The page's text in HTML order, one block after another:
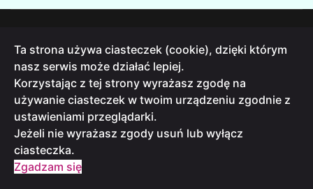
DEKLARACJE DOSTĘPNOŚCI
STANDARDY OCHRONY MAŁOLETNICH
Ta strona używa ciasteczek (cookie), dzięki którym
nasz serwis może działać lepiej.
Korzystając z tej strony wyrażasz zgodę na
używanie ciasteczek w twoim urządzeniu zgodnie z
ustawieniami przeglądarki.
Jeżeli nie wyrażasz zgody usuń lub wyłącz
ciasteczka.
Zgadzam się